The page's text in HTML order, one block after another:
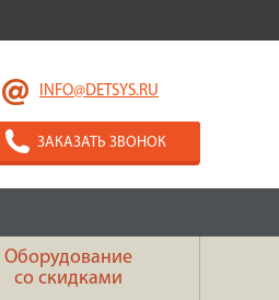
INFO@DETSYS.RU
ЗАКАЗАТЬ ЗВОНОК
Оборудование
со скидками